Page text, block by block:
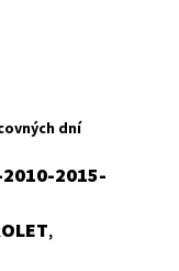
dní
2010-2015-
,